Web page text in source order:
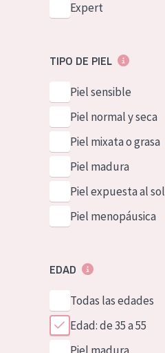
Expert
TIPO DE PIEL
Piel sensible
Piel normal y seca
Piel mixata o grasa
Piel madura
Piel expuesta al sol
Piel menopáusica
EDAD
Todas las edades
Edad: de 35 a 55